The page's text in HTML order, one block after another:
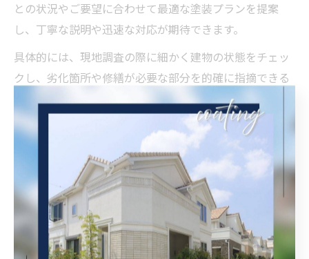
との状況やご要望に合わせて最適な塗装プランを提案
し、丁寧な説明や迅速な対応が期待できます。
具体的には、現地調査の際に細かく建物の状態をチェッ
クし、劣化箇所や修繕が必要な部分を的確に指摘できる
かがポイントです。また、塗料の種類や色選び、耐久性
についても分かりやすく解説し、納得できる提案をして
くれる業者は信頼性が高いといえます。
実際に、相談時から施工後まで一貫して丁寧な対応をし
た事例や、気になる質問にもすぐに返答してくれたとい
う口コミが多い業者は、安心して任せられる傾向があり
ます。複数社とやり取りし、対応の違いを比較すること
が成功のポイントです。